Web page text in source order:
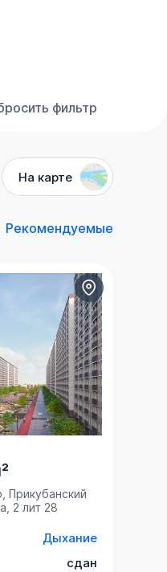
фильтр
На карте
Рекомендуемые
Прикубанский
2 лит 28
Дыхание
сдан